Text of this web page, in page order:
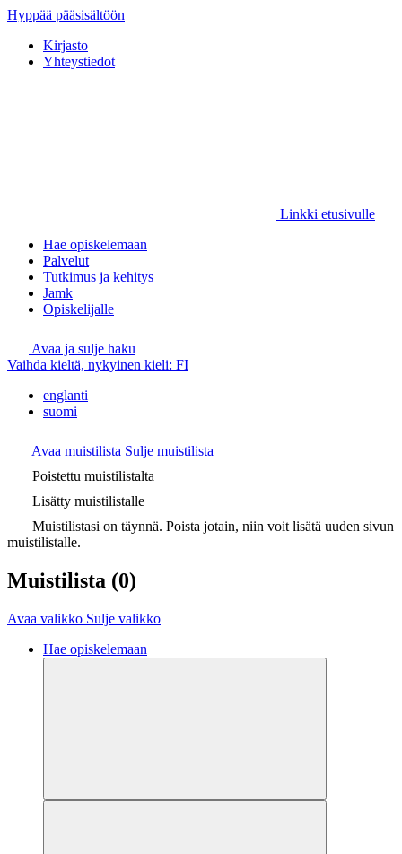
Hyppää pääsisältöön
Kirjasto
Yhteystiedot
Linkki etusivulle
Hae opiskelemaan
Palvelut
Tutkimus ja kehitys
Jamk
Opiskelijalle
Avaa ja sulje haku
Vaihda kieltä, nykyinen kieli: FI
englanti
suomi
Avaa muistilista Sulje muistilista
Poistettu muistilistalta
Lisätty muistilistalle
Muistilistasi on täynnä. Poista jotain, niin voit lisätä uuden sivun
muistilistalle.
Muistilista (0)
Avaa valikko Sulje valikko
Hae opiskelemaan